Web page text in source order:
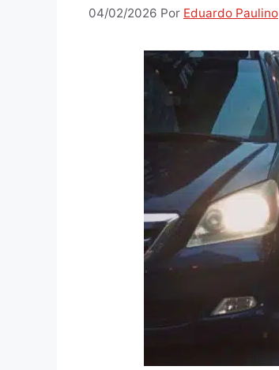
04/02/2026 Por Eduardo Paulino